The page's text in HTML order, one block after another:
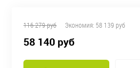
116 279 руб Экономия: 58 139 руб
58 140 руб